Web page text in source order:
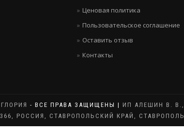
Ценовая политика
Пользовательское соглашение
Оставить отзыв
Контакты
- ВСЕ ПРАВА ЗАЩИЩЕНЫ | ИП АЛЕШИН В. В.,
РОССИЯ, СТАВРОПОЛЬСКИЙ КРАЙ, СТАВРОПОЛЬ